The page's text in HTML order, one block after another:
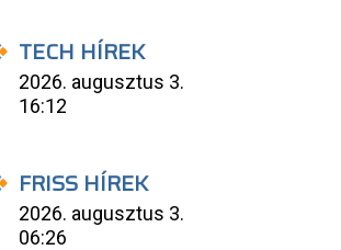
TECH HÍREK
2026. augusztus 3.
16:12
FRISS HÍREK
2026. augusztus 3.
06:26